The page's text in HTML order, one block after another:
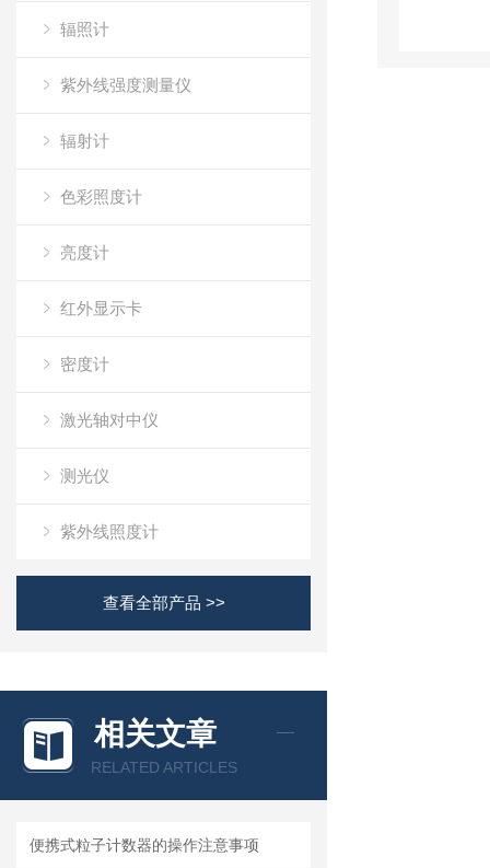
辐照计
紫外线强度测量仪
辐射计
色彩照度计
亮度计
红外显示卡
密度计
激光轴对中仪
测光仪
紫外线照度计
查看全部产品 >>
相关文章
RELATED ARTICLES
便携式粒子计数器的操作注意事项